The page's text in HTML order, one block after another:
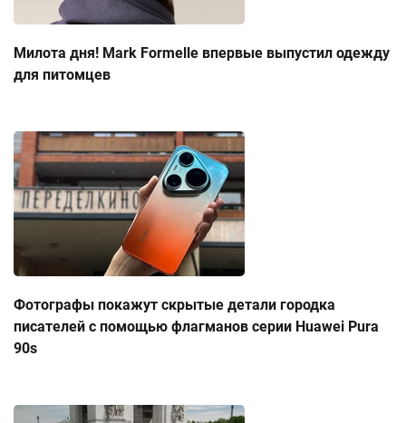
Милота дня! Mark Formelle впервые выпустил одежду
для питомцев
Фотографы покажут скрытые детали городка
писателей с помощью флагманов серии Huawei Pura
90s